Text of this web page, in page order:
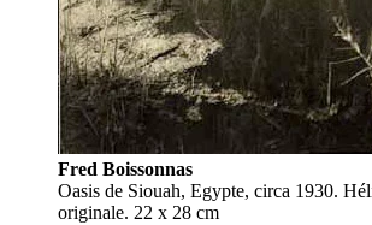
Fred Boissonnas
Oasis de Siouah, Egypte, circa 1930.
originale. 22 x 28 cm